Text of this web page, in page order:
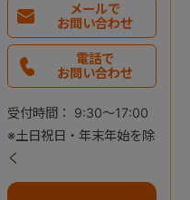
メールで
お問い合わせ
電話で
お問い合わせ
受付時間： 9:30～17:00
※土日祝日・年末年始を除
く